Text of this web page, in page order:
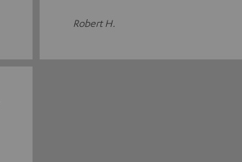
Robert H.